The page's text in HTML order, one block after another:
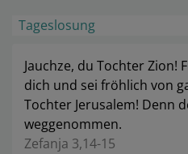
Tageslosung
Jauchze, du Tochter Zion!
dich und sei fröhlich von
Tochter Jerusalem! Denn
weggenommen.
Zefanja 3,14-15